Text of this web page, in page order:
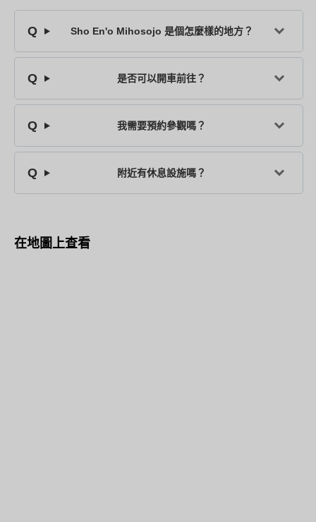
Sho En'o Mihosojo 是個怎麼樣的地方？
是否可以開車前往？
我需要預約參觀嗎？
附近有休息設施嗎？
在地圖上查看